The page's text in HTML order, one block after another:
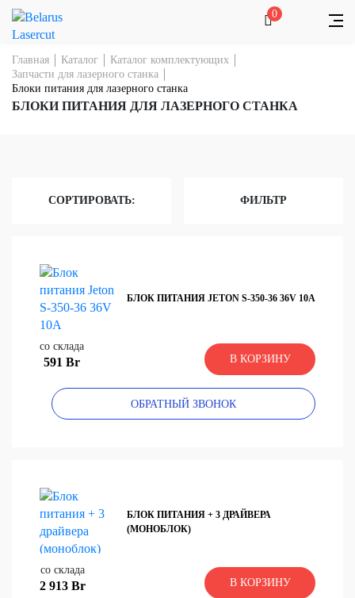
0
Главная Каталог
Каталог комплектующих
Запчасти для лазерного станка
Блоки питания для лазерного станка
БЛОКИ ПИТАНИЯ ДЛЯ ЛАЗЕРНОГО СТАНКА
СОРТИРОВАТЬ: ФИЛЬТР
БЛОК ПИТАНИЯ JETON S-350-36 36V 10A
со склада
591 Br В КОРЗИНУ
ОБРАТНЫЙ ЗВОНОК
БЛОК ПИТАНИЯ + 3 ДРАЙВЕРА
(МОНОБЛОК)
со склада
2 913 Br В КОРЗИНУ